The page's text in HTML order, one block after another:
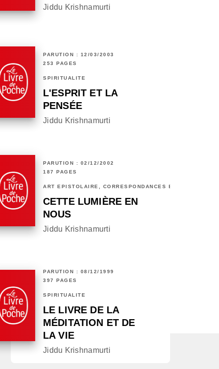
Jiddu Krishnamurti
PARUTION : 12/03/2003
253 PAGES
SPIRITUALITÉ
L'ESPRIT ET LA
PENSÉE
Jiddu Krishnamurti
PARUTION : 02/12/2002
187 PAGES
ART ÉPISTOLAIRE, CORRESPONDANCES ET CHRONIQUES
CETTE LUMIÈRE EN
NOUS
Jiddu Krishnamurti
PARUTION : 08/12/1999
397 PAGES
SPIRITUALITÉ
LE LIVRE DE LA
MÉDITATION ET DE
LA VIE
Jiddu Krishnamurti